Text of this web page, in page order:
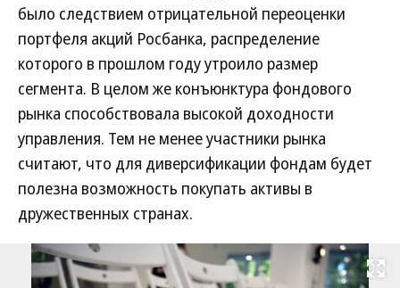
было следствием отрицательной переоценки
портфеля акций Росбанка, распределение
которого в прошлом году утроило размер
сегмента. В целом же конъюнктура фондового
рынка способствовала высокой доходности
управления. Тем не менее участники рынка
считают, что для диверсификации фондам будет
полезна возможность покупать активы в
дружественных странах.
Развернуть